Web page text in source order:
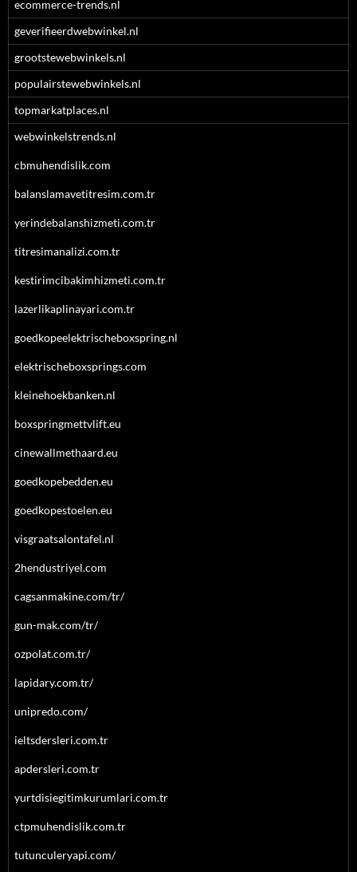
ecommerce-trends.nl
geverifieerdwebwinkel.nl
grootstewebwinkels.nl
populairstewebwinkels.nl
topmarkatplaces.nl
webwinkelstrends.nl
cbmuhendislik.com
balanslamavetitresim.com.tr
yerindebalanshizmeti.com.tr
titresimanalizi.com.tr
kestirimcibakimhizmeti.com.tr
lazerlikaplinayari.com.tr
goedkopeelektrischeboxspring.nl
elektrischeboxsprings.com
kleinehoekbanken.nl
boxspringmettvlift.eu
cinewallmethaard.eu
goedkopebedden.eu
goedkopestoelen.eu
visgraatsalontafel.nl
2hendustriyel.com
cagsanmakine.com/tr/
gun-mak.com/tr/
ozpolat.com.tr/
lapidary.com.tr/
unipredo.com/
ieltsdersleri.com.tr
apdersleri.com.tr
yurtdisiegitimkurumlari.com.tr
ctpmuhendislik.com.tr
tutunculeryapi.com/